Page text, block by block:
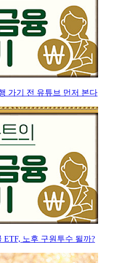
가기 전 유튜브 먼저 본다
ETF, 노후 구원투수 될까?